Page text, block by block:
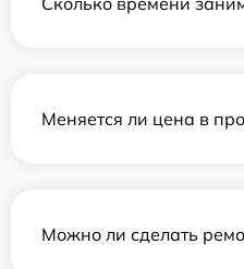
Меняется ли цена в
Можно ли сделать